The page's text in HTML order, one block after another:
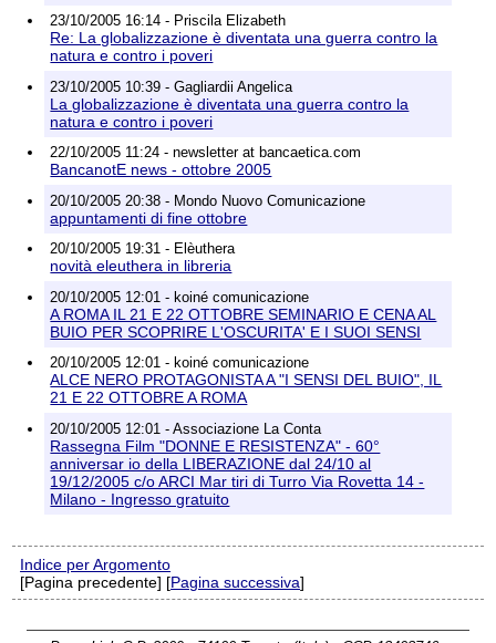
23/10/2005 16:14 - Priscila Elizabeth
Re: La globalizzazione è diventata una guerra contro la
natura e contro i poveri
23/10/2005 10:39 - Gagliardii Angelica
La globalizzazione è diventata una guerra contro la
natura e contro i poveri
22/10/2005 11:24 - newsletter at bancaetica.com
BancanotE news - ottobre 2005
20/10/2005 20:38 - Mondo Nuovo Comunicazione
appuntamenti di fine ottobre
20/10/2005 19:31 - Elèuthera
novità eleuthera in libreria
20/10/2005 12:01 - koiné comunicazione
A ROMA IL 21 E 22 OTTOBRE SEMINARIO E CENA AL
BUIO PER SCOPRIRE L'OSCURITA' E I SUOI SENSI
20/10/2005 12:01 - koiné comunicazione
ALCE NERO PROTAGONISTA A "I SENSI DEL BUIO", IL
21 E 22 OTTOBRE A ROMA
20/10/2005 12:01 - Associazione La Conta
Rassegna Film "DONNE E RESISTENZA" - 60°
anniversar io della LIBERAZIONE dal 24/10 al
19/12/2005 c/o ARCI Mar tiri di Turro Via Rovetta 14 -
Milano - Ingresso gratuito
Indice per Argomento
[Pagina precedente] [Pagina successiva]